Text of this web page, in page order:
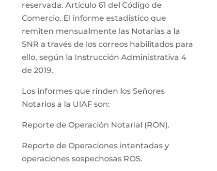
reservada. Artículo 61 del Código de
Comercio. El informe estadistico que
remiten mensualmente las Notarías a la
SNR a través de los correos habilitados para
ello, según la Instrucción Administrativa 4
de 2019.
Los informes que rinden los Señores
Notarios a la UIAF son:
Reporte de Operación Notarial (RON).
Reporte de Operaciones intentadas y
operaciones sospechosas ROS.